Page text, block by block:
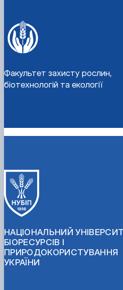
Факультет захисту рослин,
біотехнологій та екології
НАЦІОНАЛЬНИЙ
БІОРЕСУРСІВ І
ПРИРОДОКОРИСТУВАННЯ
УКРАЇНИ